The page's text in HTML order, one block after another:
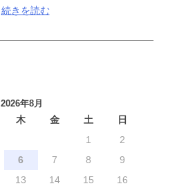
続きを読む
2026年8月
木 金 土
日
1
2
6 7 8
9
13 14 15
16